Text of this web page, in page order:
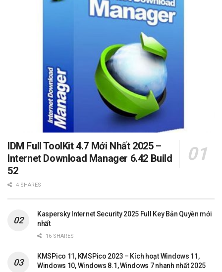
IDM Full ToolKit 4.7 Mới Nhất 2025 –
Internet Download Manager 6.42 Build
52
4 SHARES
Kaspersky Internet Security 2025 Full Key Bản Quyền mới
nhất
16 SHARES
KMSPico 11, KMSPico 2023 – Kích hoạt Windows 11,
Windows 10, Windows 8.1, Windows 7 nhanh nhất 2025